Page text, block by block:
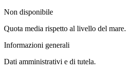
Non disponibile
Quota media rispetto al livello del mare.
Informazioni generali
Dati amministrativi e di tutela.